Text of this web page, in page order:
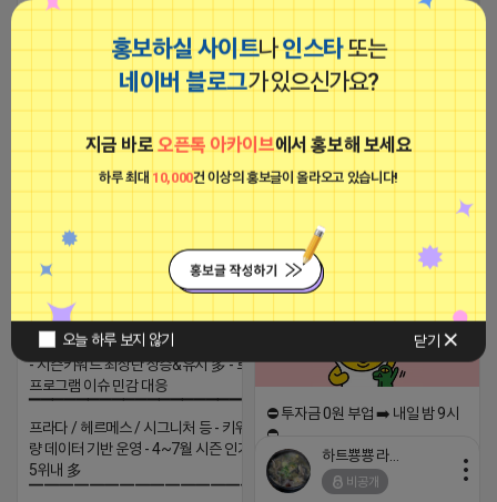
홍보하실 사이트나인스타또는
네이버 블로그가 있으신가요?
지금 바로오픈톡 아카이브에서 홍보해 보세요
하루 최대 10,000건 이상의 홍보글이 올라오고 있습니다!
오늘 하루 보지 않기 닫기
보 』 ▔▔▔▔▔▔▔▔▔▔▔
2026-04-17 11:46 댓글: 0개
보 』 ▔▔▔▔▔▔▔▔▔▔▔
티비 보는 라이언
비공개
트래픽 ‘진짜 반영되는’ 구조로 결과로 보여드립
니다. ▶네이버◀ 리워드 스테이 / 가드 / 자몽 등
- 시즌키워드 최상단 상승&유지 多 - 로직변화,
프로그램 이슈 민감 대응
▔▔▔▔▔▔▔▔▔▔▔▔▔▔▔▔▔▔ ▶쿠팡◀
프라다 / 헤르메스 / 시그니처 등 - 키워드 검색
량 데이터 기반 운영 - 4~7월 시즌 인기 키워드
5위내 多
▔▔▔▔▔▔▔▔▔▔▔▔▔▔▔▔▔▔
로드제인
⛔️ 투자금 0원 부업 ➡️ 내일 밤 9시
⛔️
2026-04-18 17:23
하트뿅뿅 라이언
비공개